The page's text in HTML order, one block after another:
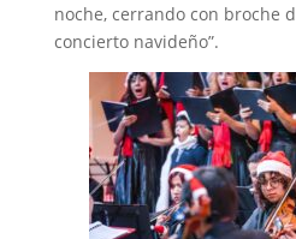
noche, cerrando con broche
concierto navideño”.